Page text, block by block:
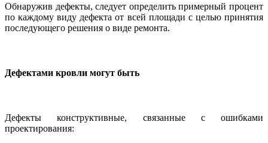
Обнаружив дефекты, следует определить примерный процент
по каждому виду дефекта от всей площади с целью принятия
последующего решения о виде ремонта.
Дефектами кровли могут быть
Дефекты конструктивные, связанные с ошибками
проектирования: